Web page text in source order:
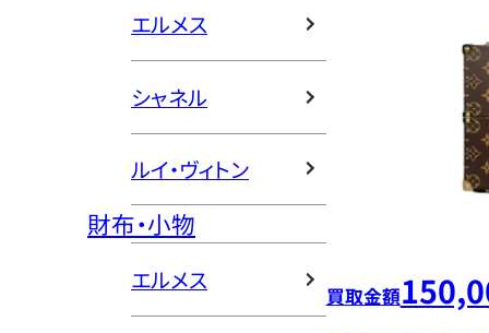
エルメス
シャネル
ルイ・ヴィトン
財布・小物
エルメス
買取金額